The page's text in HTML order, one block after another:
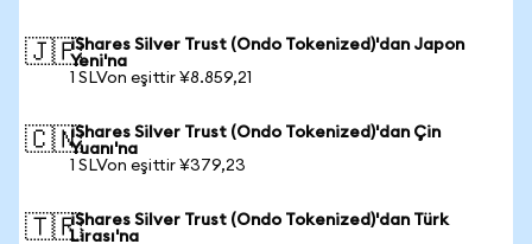
🇯🇵iShares Silver Trust (Ondo Tokenized)'dan Japon
Yeni'na
1 SLVon eşittir ¥8.859,21
🇨🇳iShares Silver Trust (Ondo Tokenized)'dan Çin
Yuanı'na
1 SLVon eşittir ¥379,23
🇹🇷iShares Silver Trust (Ondo Tokenized)'dan Türk
Lirası'na